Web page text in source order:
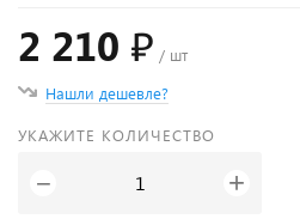
2 210 ₽ / шт
Нашли дешевле?
УКАЖИТЕ КОЛИЧЕСТВО
− +